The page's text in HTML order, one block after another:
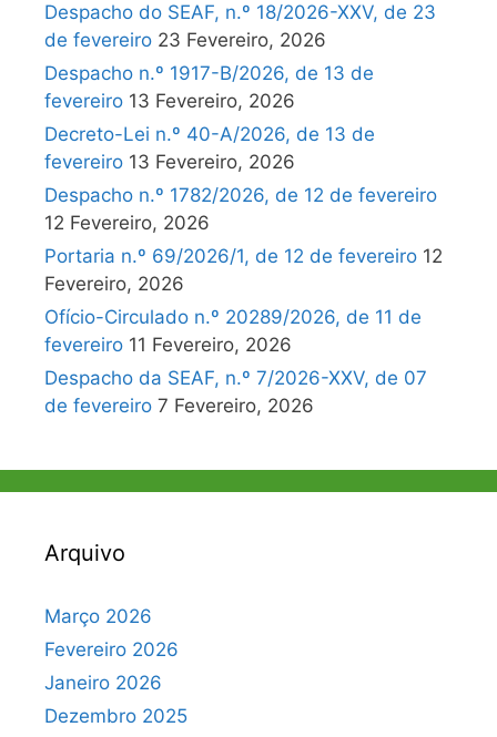
Despacho do SEAF, n.º 18/2026-XXV, de 23
de fevereiro 23 Fevereiro, 2026
Despacho n.º 1917-B/2026, de 13 de
fevereiro 13 Fevereiro, 2026
Decreto-Lei n.º 40-A/2026, de 13 de
fevereiro 13 Fevereiro, 2026
Despacho n.º 1782/2026, de 12 de fevereiro
12 Fevereiro, 2026
Portaria n.º 69/2026/1, de 12 de fevereiro 12
Fevereiro, 2026
Ofício-Circulado n.º 20289/2026, de 11 de
fevereiro 11 Fevereiro, 2026
Despacho da SEAF, n.º 7/2026-XXV, de 07
de fevereiro 7 Fevereiro, 2026
Arquivo
Março 2026
Fevereiro 2026
Janeiro 2026
Dezembro 2025